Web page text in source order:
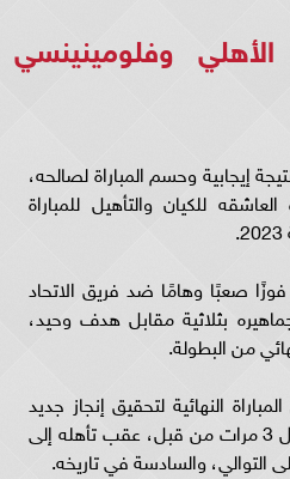
وفلومينينسي
إيجابية وحسم المباراة لصالحه،
للكيان والتأهيل للمباراة
صعبًا وهامًا ضد فريق الاتحاد
بثلاثية مقابل هدف وحيد،
من البطولة.
النهائية لتحقيق إنجاز جديد
عقب تحقيقه برونزية المونديال 3 مرات من قبل، عقب تأهله إلى
التوالي، والسادسة في تاريخه.